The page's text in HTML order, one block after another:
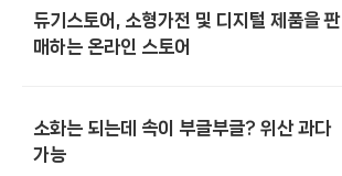
듀기스토어, 소형가전 및 디지털 제품을 판
매하는 온라인 스토어
소화는 되는데 속이 부글부글? 위산 과다
가능